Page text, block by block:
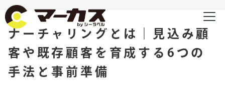
ナーチャリングとは｜見込み顧
客や既存顧客を育成する6つの
手法と事前準備